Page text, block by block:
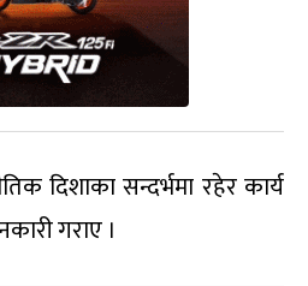
दिशाका सन्दर्भमा रहेर कार्य
गराए ।